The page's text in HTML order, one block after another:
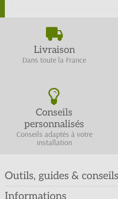
Livraison
Dans toute la France
Conseils
personnalisés
Conseils adaptés à votre
installation
Outils, guides & conseils
Informations